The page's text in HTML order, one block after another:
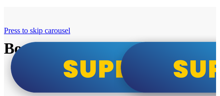
Bosch super cene
Press to skip carousel